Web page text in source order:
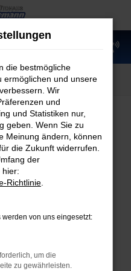
aufgetreten.
dir helfen können:
und deine
die bestmögliche
ermöglichen und unsere
Wir
und
und Statistiken nur,
geben. Wenn Sie zu
Meinung ändern, können
die Zukunft widerrufen.
der
hier:
Richtlinie
von uns eingesetzt:
um die
zu gewährleisten.